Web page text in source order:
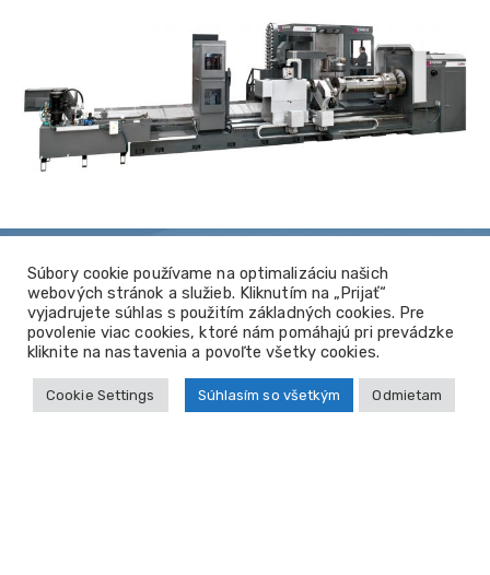
VYŽIADAŤ PONUKU
Súbory cookie používame na optimalizáciu našich
webových stránok a služieb. Kliknutím na „Prijať“
vyjadrujete súhlas s použitím základných cookies. Pre
povolenie viac cookies, ktoré nám pomáhajú pri prevádzke
kliknite na nastavenia a povoľte všetky cookies.
Cookie Settings Súhlasím so všetkým Odmietam